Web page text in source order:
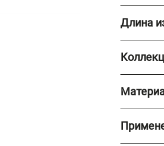
Длина